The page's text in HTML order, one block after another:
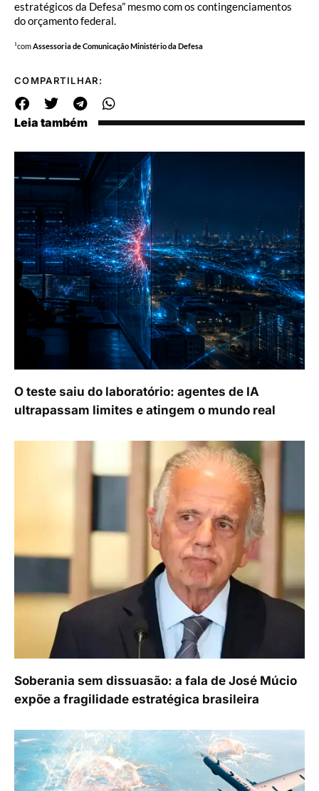
estratégicos da Defesa” mesmo com os contingenciamentos
do orçamento federal.
¹comAssessoria de ComunicaçãoMinistério da Defesa
COMPARTILHAR:
Leia também
O teste saiu do laboratório: agentes de IA
ultrapassam limites e atingem o mundo real
Soberania sem dissuasão: a fala de José Múcio
expõe a fragilidade estratégica brasileira